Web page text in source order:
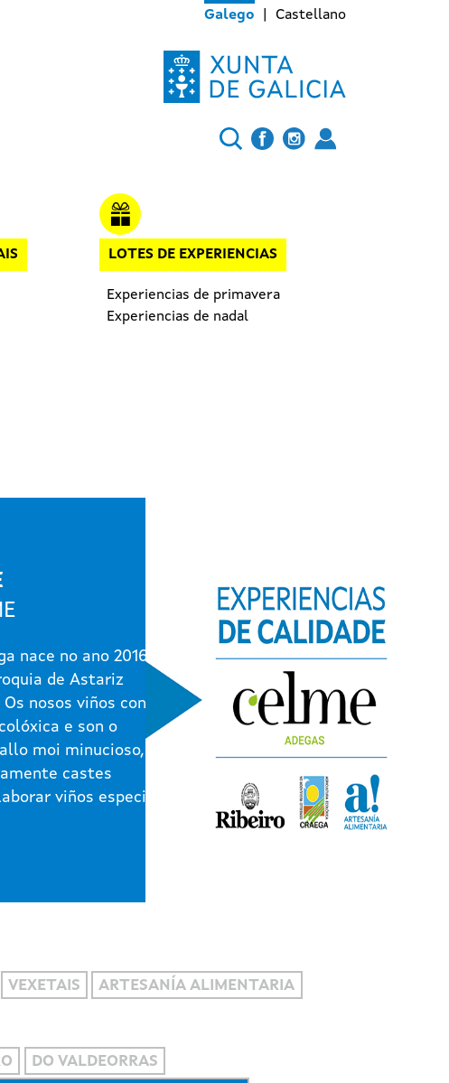
Galego Castellano
LOTES DE EXPERIENCIAS
Experiencias de primavera
Experiencias de nadal
nace no ano 2016 na
de Astariz
nosos viños contan
e son o
moi minucioso,
castes
viños especiais
VEXETAIS
ARTESANÍA ALIMENTARIA
DO VALDEORRAS